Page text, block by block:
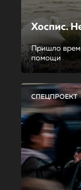
Хоспис.
Пришло
помощи
СПЕЦПРОЕКТ